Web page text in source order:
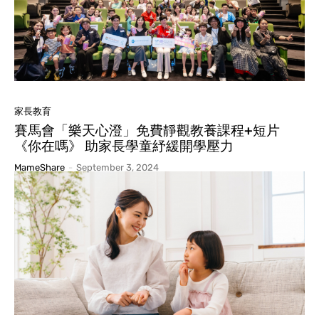
家長教育
賽馬會「樂天心澄」免費靜觀教養課程+短片
《你在嗎》 助家長學童紓緩開學壓力
MameShare - September 3, 2024